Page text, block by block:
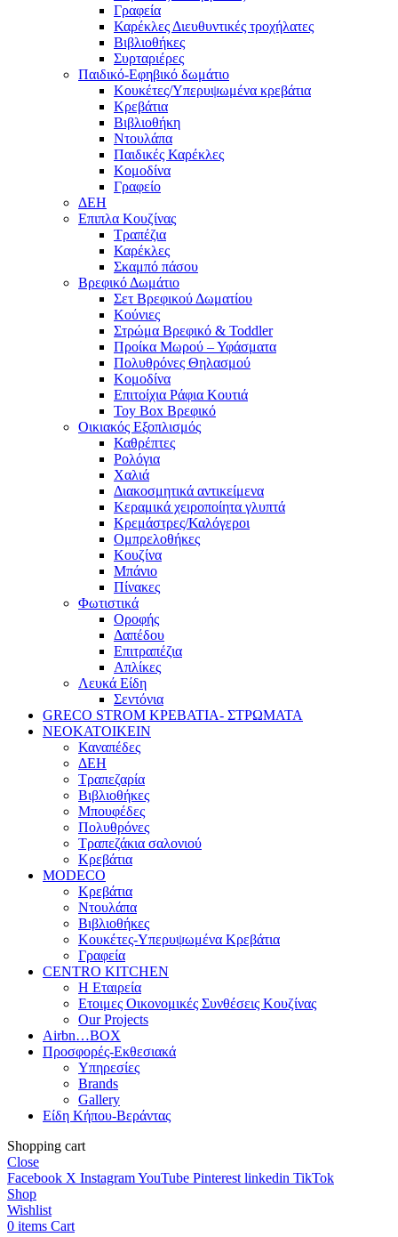
Γραφεία
Καρέκλες Διευθυντικές τροχήλατες
Βιβλιοθήκες
Συρταριέρες
Παιδικό-Εφηβικό δωμάτιο
Κουκέτες/Υπερυψωμένα κρεβάτια
Κρεβάτια
Βιβλιοθήκη
Ντουλάπα
Παιδικές Καρέκλες
Κομοδίνα
Γραφείο
ΔΕΗ
Επιπλα Κουζίνας
Τραπέζια
Καρέκλες
Σκαμπό πάσου
Βρεφικό Δωμάτιο
Σετ Βρεφικού Δωματίου
Κούνιες
Στρώμα Βρεφικό & Toddler
Προίκα Μωρού – Υφάσματα
Πολυθρόνες Θηλασμού
Κομοδίνα
Επιτοίχια Ράφια Κουτιά
Toy Box Βρεφικό
Οικιακός Εξοπλισμός
Καθρέπτες
Ρολόγια
Χαλιά
Διακοσμητικά αντικείμενα
Κεραμικά χειροποίητα γλυπτά
Κρεμάστρες/Καλόγεροι
Ομπρελοθήκες
Κουζίνα
Μπάνιο
Πίνακες
Φωτιστικά
Οροφής
Δαπέδου
Επιτραπέζια
Απλίκες
Λευκά Είδη
Σεντόνια
GRECO STROM ΚΡΕΒΑΤΙΑ- ΣΤΡΩΜΑΤΑ
ΝΕΟΚΑΤΟΙΚΕΙΝ
Καναπέδες
ΔΕΗ
Τραπεζαρία
Βιβλιοθήκες
Μπουφέδες
Πολυθρόνες
Τραπεζάκια σαλονιού
Κρεβάτια
MODECO
Κρεβάτια
Ντουλάπα
Βιβλιοθήκες
Κουκέτες-Υπερυψωμένα Κρεβάτια
Γραφεία
CENTRO KITCHEN
Η Εταιρεία
Ετοιμες Οικονομικές Συνθέσεις Κουζίνας
Our Projects
Airbn…BOX
Προσφορές-Εκθεσιακά
Υπηρεσίες
Brands
Gallery
Είδη Κήπου-Βεράντας
Shopping cart
Close
Facebook X InstagramYouTube Pinterest linkedin TikTok
Shop
Wishlist
0 items Cart